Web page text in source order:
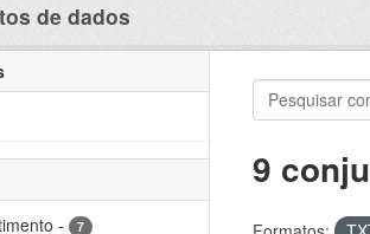
de dados
- 7
9